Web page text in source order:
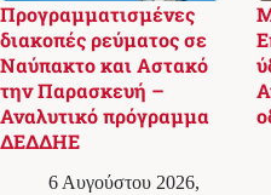
Προγραμματισμένες
διακοπές ρεύματος σε
Ναύπακτο και Αστακό
την Παρασκευή –
Αναλυτικό πρόγραμμα
ΔΕΔΔΗΕ
6 Αυγούστου 2026,